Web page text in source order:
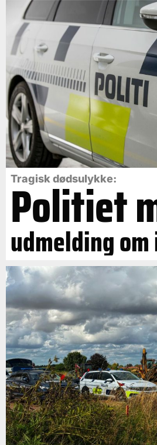
Tragisk dødsulykke:
Politiet
udmelding